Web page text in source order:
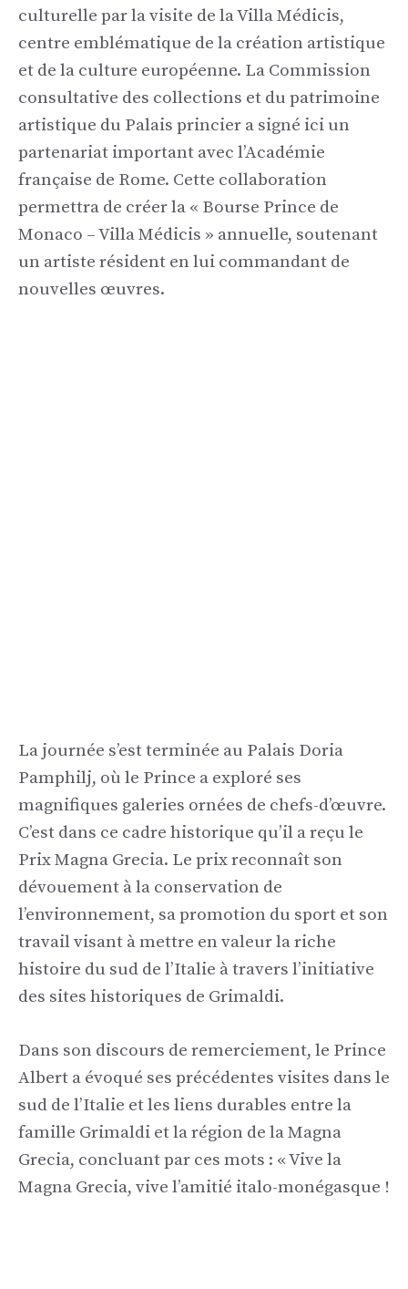
culturelle par la visite de la Villa Médicis,
centre emblématique de la création artistique
et de la culture européenne. La Commission
consultative des collections et du patrimoine
artistique du Palais princier a signé ici un
partenariat important avec l’Académie
française de Rome. Cette collaboration
permettra de créer la « Bourse Prince de
Monaco – Villa Médicis » annuelle, soutenant
un artiste résident en lui commandant de
nouvelles œuvres.
La journée s’est terminée au Palais Doria
Pamphilj, où le Prince a exploré ses
magnifiques galeries ornées de chefs-d’œuvre.
C’est dans ce cadre historique qu’il a reçu le
Prix Magna Grecia. Le prix reconnaît son
dévouement à la conservation de
l’environnement, sa promotion du sport et son
travail visant à mettre en valeur la riche
histoire du sud de l’Italie à travers l’initiative
des sites historiques de Grimaldi.
Dans son discours de remerciement, le Prince
Albert a évoqué ses précédentes visites dans le
sud de l’Italie et les liens durables entre la
famille Grimaldi et la région de la Magna
Grecia, concluant par ces mots : « Vive la
Magna Grecia, vive l’amitié italo-monégasque !